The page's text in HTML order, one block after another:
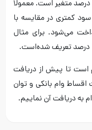
و بسته به نوع بانک، از ۸ درصد تا ۱۸ درصد متغیر است. معمولا
کمتری در مقایسه با
می‌شود. برای مثال
است تا پیش از دریافت
اقساط وام بانکی و توان
به دریافت آن نماییم.